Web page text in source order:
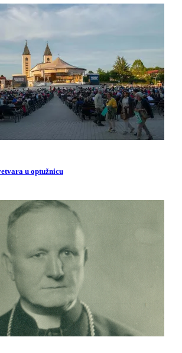
u optužnicu